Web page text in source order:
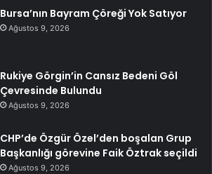
Bursa’nın Bayram Çöreği Yok Satıyor
Ağustos 9, 2026
Rukiye Görgin’in Cansız Bedeni Göl
Çevresinde Bulundu
Ağustos 9, 2026
CHP’de Özgür Özel’den boşalan Grup
Başkanlığı görevine Faik Öztrak seçildi
Ağustos 9, 2026